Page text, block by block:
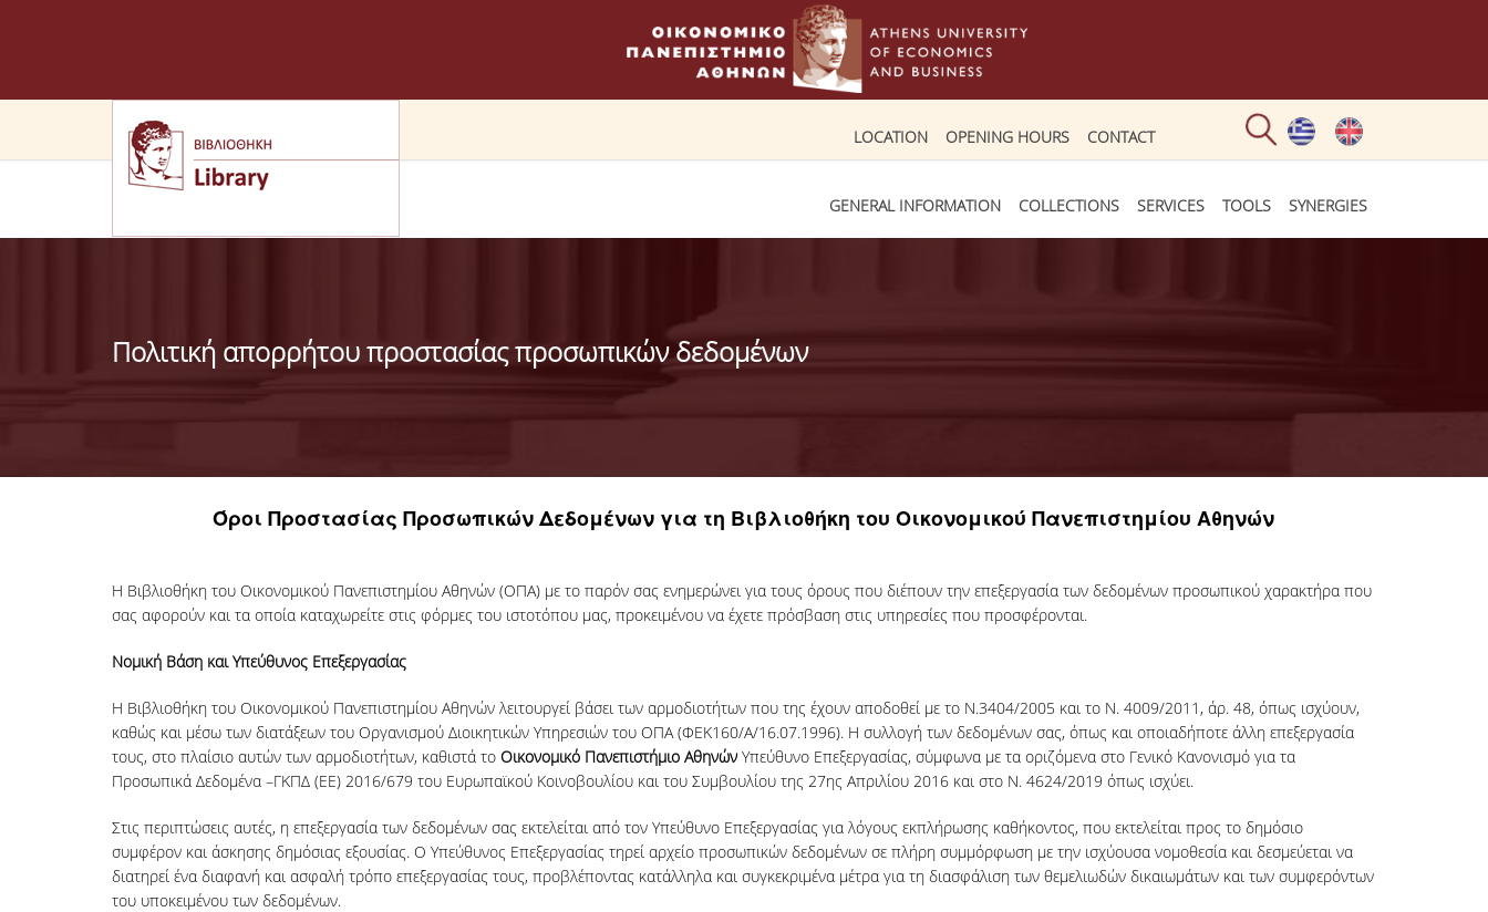
LOCATION OPENING HOURS CONTACT
GENERAL INFORMATION COLLECTIONS SERVICES TOOLS SYNERGIES
Πολιτική απορρήτου προστασίας προσωπικών δεδομένων
Όροι Προστασίας Προσωπικών Δεδομένων για τη Βιβλιοθήκη του Οικονομικού Πανεπιστημίου Αθηνών
Η Βιβλιοθήκη του Οικονομικού Πανεπιστημίου Αθηνών (ΟΠΑ) με το παρόν σας ενημερώνει για τους όρους που διέπουν την επεξεργασία των δεδομένων προσωπικού χαρακτήρα που
σας αφορούν και τα οποία καταχωρείτε στις φόρμες του ιστοτόπου μας, προκειμένου να έχετε πρόσβαση στις υπηρεσίες που προσφέρονται.
Νομική Βάση και Υπεύθυνος Επεξεργασίας
Η Βιβλιοθήκη του Οικονομικού Πανεπιστημίου Αθηνών λειτουργεί βάσει των αρμοδιοτήτων που της έχουν αποδοθεί με το Ν.3404/2005 και το Ν. 4009/2011, άρ. 48, όπως ισχύουν,
καθώς και μέσω των διατάξεων του Οργανισμού Διοικητικών Υπηρεσιών του ΟΠΑ (ΦΕΚ160/Α/16.07.1996). Η συλλογή των δεδομένων σας, όπως και οποιαδήποτε άλλη επεξεργασία
τους, στο πλαίσιο αυτών των αρμοδιοτήτων, καθιστά το Οικονομικό Πανεπιστήμιο Αθηνών Υπεύθυνο Επεξεργασίας, σύμφωνα με τα οριζόμενα στο Γενικό Κανονισμό για τα
Προσωπικά Δεδομένα –ΓΚΠΔ (ΕΕ) 2016/679 του Ευρωπαϊκού Κοινοβουλίου και του Συμβουλίου της 27ης Απριλίου 2016 και στο Ν. 4624/2019 όπως ισχύει.
Στις περιπτώσεις αυτές, η επεξεργασία των δεδομένων σας εκτελείται από τον Υπεύθυνο Επεξεργασίας για λόγους εκπλήρωσης καθήκοντος, που εκτελείται προς το δημόσιο
συμφέρον και άσκησης δημόσιας εξουσίας. Ο Υπεύθυνος Επεξεργασίας τηρεί αρχείο προσωπικών δεδομένων σε πλήρη συμμόρφωση με την ισχύουσα νομοθεσία και δεσμεύεται να
διατηρεί ένα διαφανή και ασφαλή τρόπο επεξεργασίας τους, προβλέποντας κατάλληλα και συγκεκριμένα μέτρα για τη διασφάλιση των θεμελιωδών δικαιωμάτων και των συμφερόντων
του υποκειμένου των δεδομένων.